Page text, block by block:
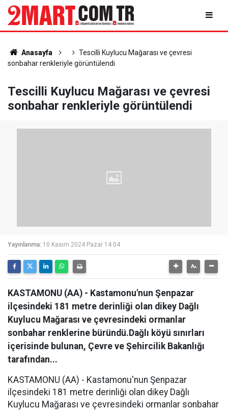
Anasayfa
Tescilli Kuylucu Mağarası ve çevresi
sonbahar renkleriyle görüntülendi
Tescilli Kuylucu Mağarası ve çevresi
sonbahar renkleriyle görüntülendi
Yayınlanma: 10 Kasım 2024 Pazar 14:04
KASTAMONU (AA) - Kastamonu'nun Şenpazar
ilçesindeki 181 metre derinliği olan dikey Dağlı
Kuylucu Mağarası ve çevresindeki ormanlar
sonbahar renklerine büründü.Dağlı köyü sınırları
içerisinde bulunan, Çevre ve Şehircilik Bakanlığı
tarafından...
KASTAMONU (AA) - Kastamonu'nun Şenpazar
ilçesindeki 181 metre derinliği olan dikey Dağlı
Kuylucu Mağarası ve çevresindeki ormanlar sonbahar